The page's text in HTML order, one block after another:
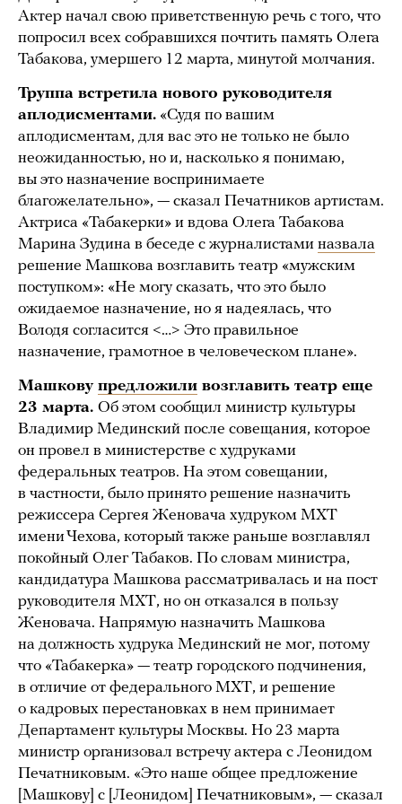
Актер начал свою приветственную речь с того, что
попросил всех собравшихся почтить память Олега
Табакова, умершего 12 марта, минутой молчания.
Труппа встретила нового руководителя
аплодисментами. «Судя по вашим
аплодисментам, для вас это не только не было
неожиданностью, но и, насколько я понимаю,
вы это назначение воспринимаете
благожелательно», — сказал Печатников артистам.
Актриса «Табакерки» и вдова Олега Табакова
Марина Зудина в беседе с журналистами назвала
решение Машкова возглавить театр «мужским
поступком»: «Не могу сказать, что это было
ожидаемое назначение, но я надеялась, что
Володя согласится <…> Это правильное
назначение, грамотное в человеческом плане».
Машкову предложили возглавить театр еще
23 марта. Об этом сообщил министр культуры
Владимир Мединский после совещания, которое
он провел в министерстве с худруками
федеральных театров. На этом совещании,
в частности, было принято решение назначить
режиссера Сергея Женовача худруком МХТ
имени Чехова, который также раньше возглавлял
покойный Олег Табаков. По словам министра,
кандидатура Машкова рассматривалась и на пост
руководителя МХТ, но он отказался в пользу
Женовача. Напрямую назначить Машкова
на должность худрука Мединский не мог, потому
что «Табакерка» — театр городского подчинения,
в отличие от федерального МХТ, и решение
о кадровых перестановках в нем принимает
Департамент культуры Москвы. Но 23 марта
министр организовал встречу актера с Леонидом
Печатниковым. «Это наше общее предложение
[Машкову] с [Леонидом] Печатниковым», — сказал